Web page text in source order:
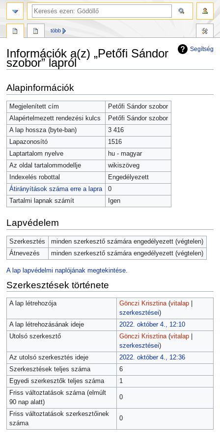
Segítség
Információk a(z) „Petőfi Sándor
szobor” lapról
a
navigációhoz
a
kereséshez
Alapinformációk
Megjelenített cím
Petőfi Sándor szobor
Alapértelmezett rendezési kulcs
Petőfi Sándor szobor
A lap hossza (byte-ban)
3 416
Lapazonosító
1516
Laptartalom nyelve
hu - magyar
Az oldal tartalommodellje
wikiszöveg
Indexelés robottal
Engedélyezett
Átirányítások száma erre a lapra
0
Tartalmi lapnak számít
Igen
Lapvédelem
Szerkesztés
minden szerkesztő számára engedélyezett (végtelen)
Átnevezés
minden szerkesztő számára engedélyezett (végtelen)
A lap lapvédelmi naplójának megtekintése.
Szerkesztések története
A lap létrehozója Gönczi Krisztina (vitalap|
szerkesztései)
A lap létrehozásának ideje
2022. október 4., 12:10
Utolsó szerkesztő
Gönczi Krisztina (vitalap|
szerkesztései)
Az utolsó szerkesztés ideje
2022. október 4., 12:36
Szerkesztések teljes száma
6
Egyedi szerkesztők teljes száma
1
Friss változtatások száma (elmúlt
90 nap alatt)
0
Friss változtatások szerkesztőinek
száma
0
több